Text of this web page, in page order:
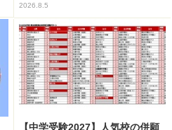
2026.8.5
【中学受験2027】人気校の併願